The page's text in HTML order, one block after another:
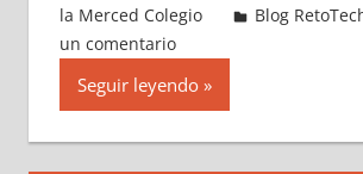
la Merced Colegio
Blog
un comentario
Seguir leyendo